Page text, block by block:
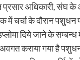
अधिकारी, संघ के
चर्चा के दौरान पशुधन
दिये जाने के सम्बन्ध
अवगत कराया गया है